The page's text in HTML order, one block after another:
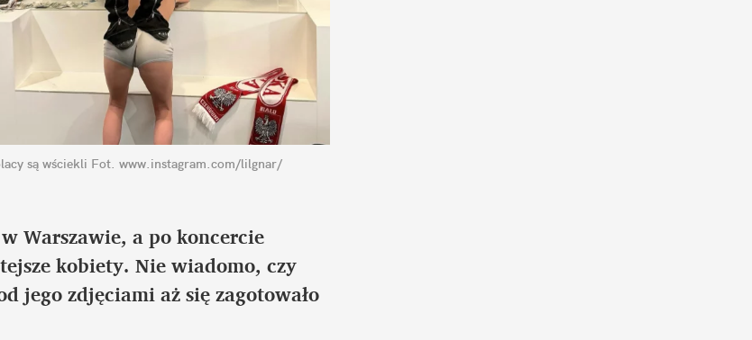
są wściekli Fot. www.instagram.com/lilgnar/
Warszawie, a po koncercie
kobiety. Nie wiadomo, czy
jego zdjęciami aż się zagotowało